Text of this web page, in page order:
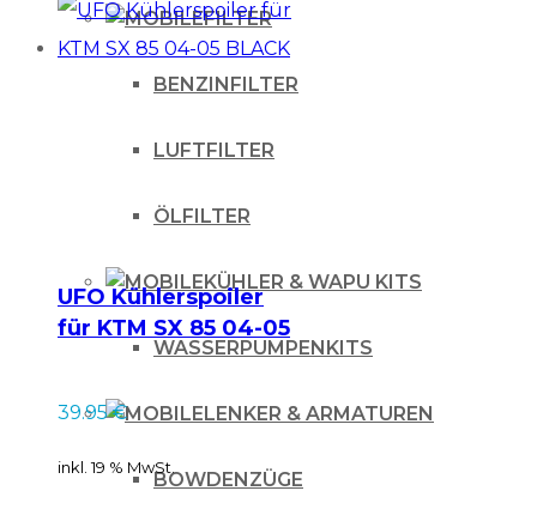
FILTER
BENZINFILTER
LUFTFILTER
ÖLFILTER
KÜHLER & WAPU KITS
WASSERPUMPENKITS
LENKER & ARMATUREN
BOWDENZÜGE
UFO Kühlerspoiler
für KTM SX 85 04-05
BLACK
39.95€
inkl. 19 % MwSt.